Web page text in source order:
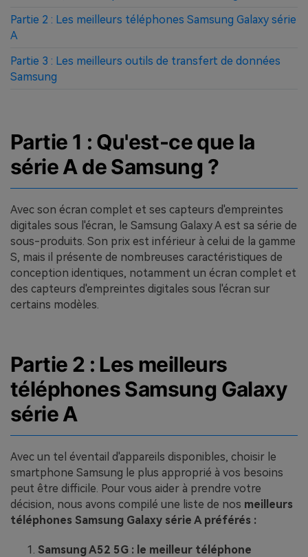
Partie 2 : Les meilleurs téléphones Samsung Galaxy série
A
Partie 3 : Les meilleurs outils de transfert de données
Samsung
Partie 1 : Qu'est-ce que la
série A de Samsung ?
Avec son écran complet et ses capteurs d'empreintes
digitales sous l'écran, le Samsung Galaxy A est sa série de
sous-produits. Son prix est inférieur à celui de la gamme
S, mais il présente de nombreuses caractéristiques de
conception identiques, notamment un écran complet et
des capteurs d'empreintes digitales sous l'écran sur
certains modèles.
Partie 2 : Les meilleurs
téléphones Samsung Galaxy
série A
Avec un tel éventail d'appareils disponibles, choisir le
smartphone Samsung le plus approprié à vos besoins
peut être difficile. Pour vous aider à prendre votre
décision, nous avons compilé une liste de nos meilleurs
téléphones Samsung Galaxy série A préférés :
Samsung A52 5G : le meilleur téléphone